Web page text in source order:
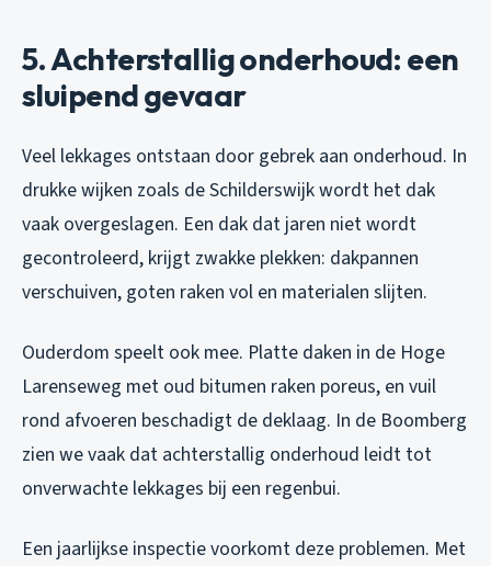
5. Achterstallig onderhoud: een
sluipend gevaar
Veel lekkages ontstaan door gebrek aan onderhoud. In
drukke wijken zoals de Schilderswijk wordt het dak
vaak overgeslagen. Een dak dat jaren niet wordt
gecontroleerd, krijgt zwakke plekken: dakpannen
verschuiven, goten raken vol en materialen slijten.
Ouderdom speelt ook mee. Platte daken in de Hoge
Larenseweg met oud bitumen raken poreus, en vuil
rond afvoeren beschadigt de deklaag. In de Boomberg
zien we vaak dat achterstallig onderhoud leidt tot
onverwachte lekkages bij een regenbui.
Een jaarlijkse inspectie voorkomt deze problemen. Met